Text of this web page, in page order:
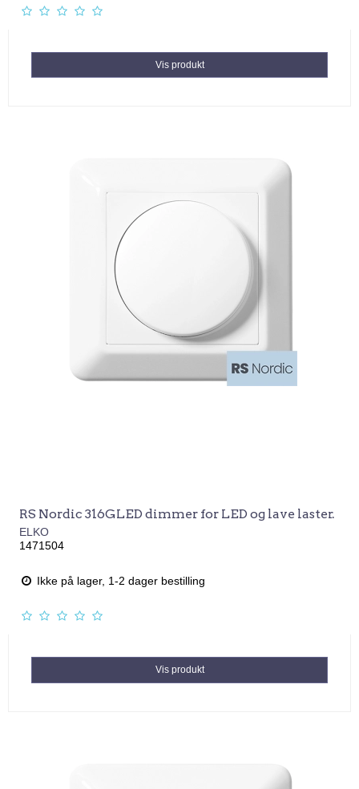
Vis produkt
RS Nordic 316GLED dimmer for LED og lave laster.
ELKO
1471504
Ikke på lager, 1-2 dager bestilling
Vis produkt